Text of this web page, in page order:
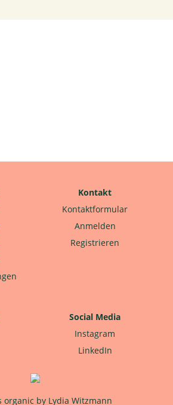
Kontakt
Kontaktformular
Anmelden
Registrieren
Social Media
Instagram
LinkedIn
organic by Lydia Witzmann